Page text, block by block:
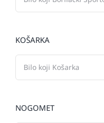
KOŠARKA
NOGOMET